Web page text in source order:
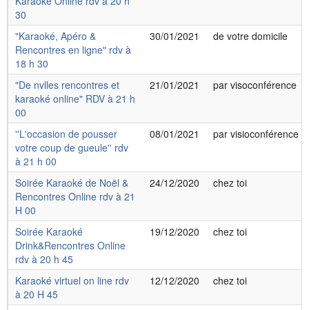
30
"Karaoké, Apéro &
Rencontres en ligne" rdv à
18 h 30
30/01/2021 de votre domicile
"De nvlles rencontres et
karaoké online" RDV à 21 h
00
21/01/2021 par visoconférence
''L'occasion de pousser
votre coup de gueule'' rdv
à 21 h 00
08/01/2021 par visioconférence
Soirée Karaoké de Noël &
Rencontres Online rdv à 21
H 00
24/12/2020 chez toi
Soirée Karaoké
Drink&Rencontres Online
rdv à 20 h 45
19/12/2020 chez toi
Karaoké virtuel on line rdv
à 20 H 45
12/12/2020 chez toi